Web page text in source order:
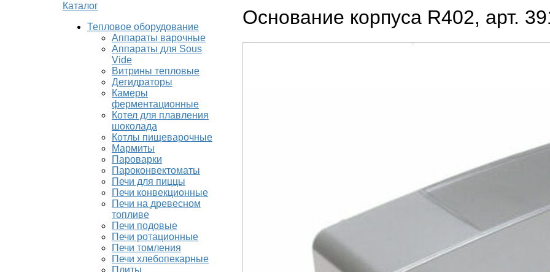
Каталог
Тепловое оборудование
Аппараты варочные
Аппараты для Sous
Vide
Витрины тепловые
Дегидраторы
Камеры
ферментационные
Котел для плавления
шоколада
Котлы пищеварочные
Мармиты
Пароварки
Пароконвектоматы
Печи для пиццы
Печи конвекционные
Печи на древесном
топливе
Печи подовые
Печи ротационные
Печи томления
Печи хлебопекарные
Основание корпуса R402, арт.